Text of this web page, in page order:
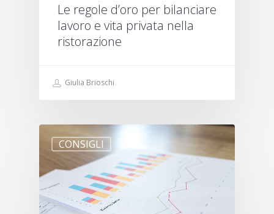
Le regole d’oro per bilanciare
lavoro e vita privata nella
ristorazione
Giulia Brioschi
CONSIGLI